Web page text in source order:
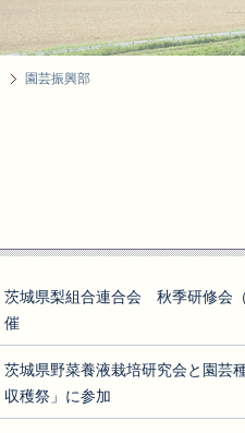
園芸振興部
茨城県梨組合連合会 秋季研修会
催
茨城県野菜養液栽培研究会と園芸
収穫祭」に参加